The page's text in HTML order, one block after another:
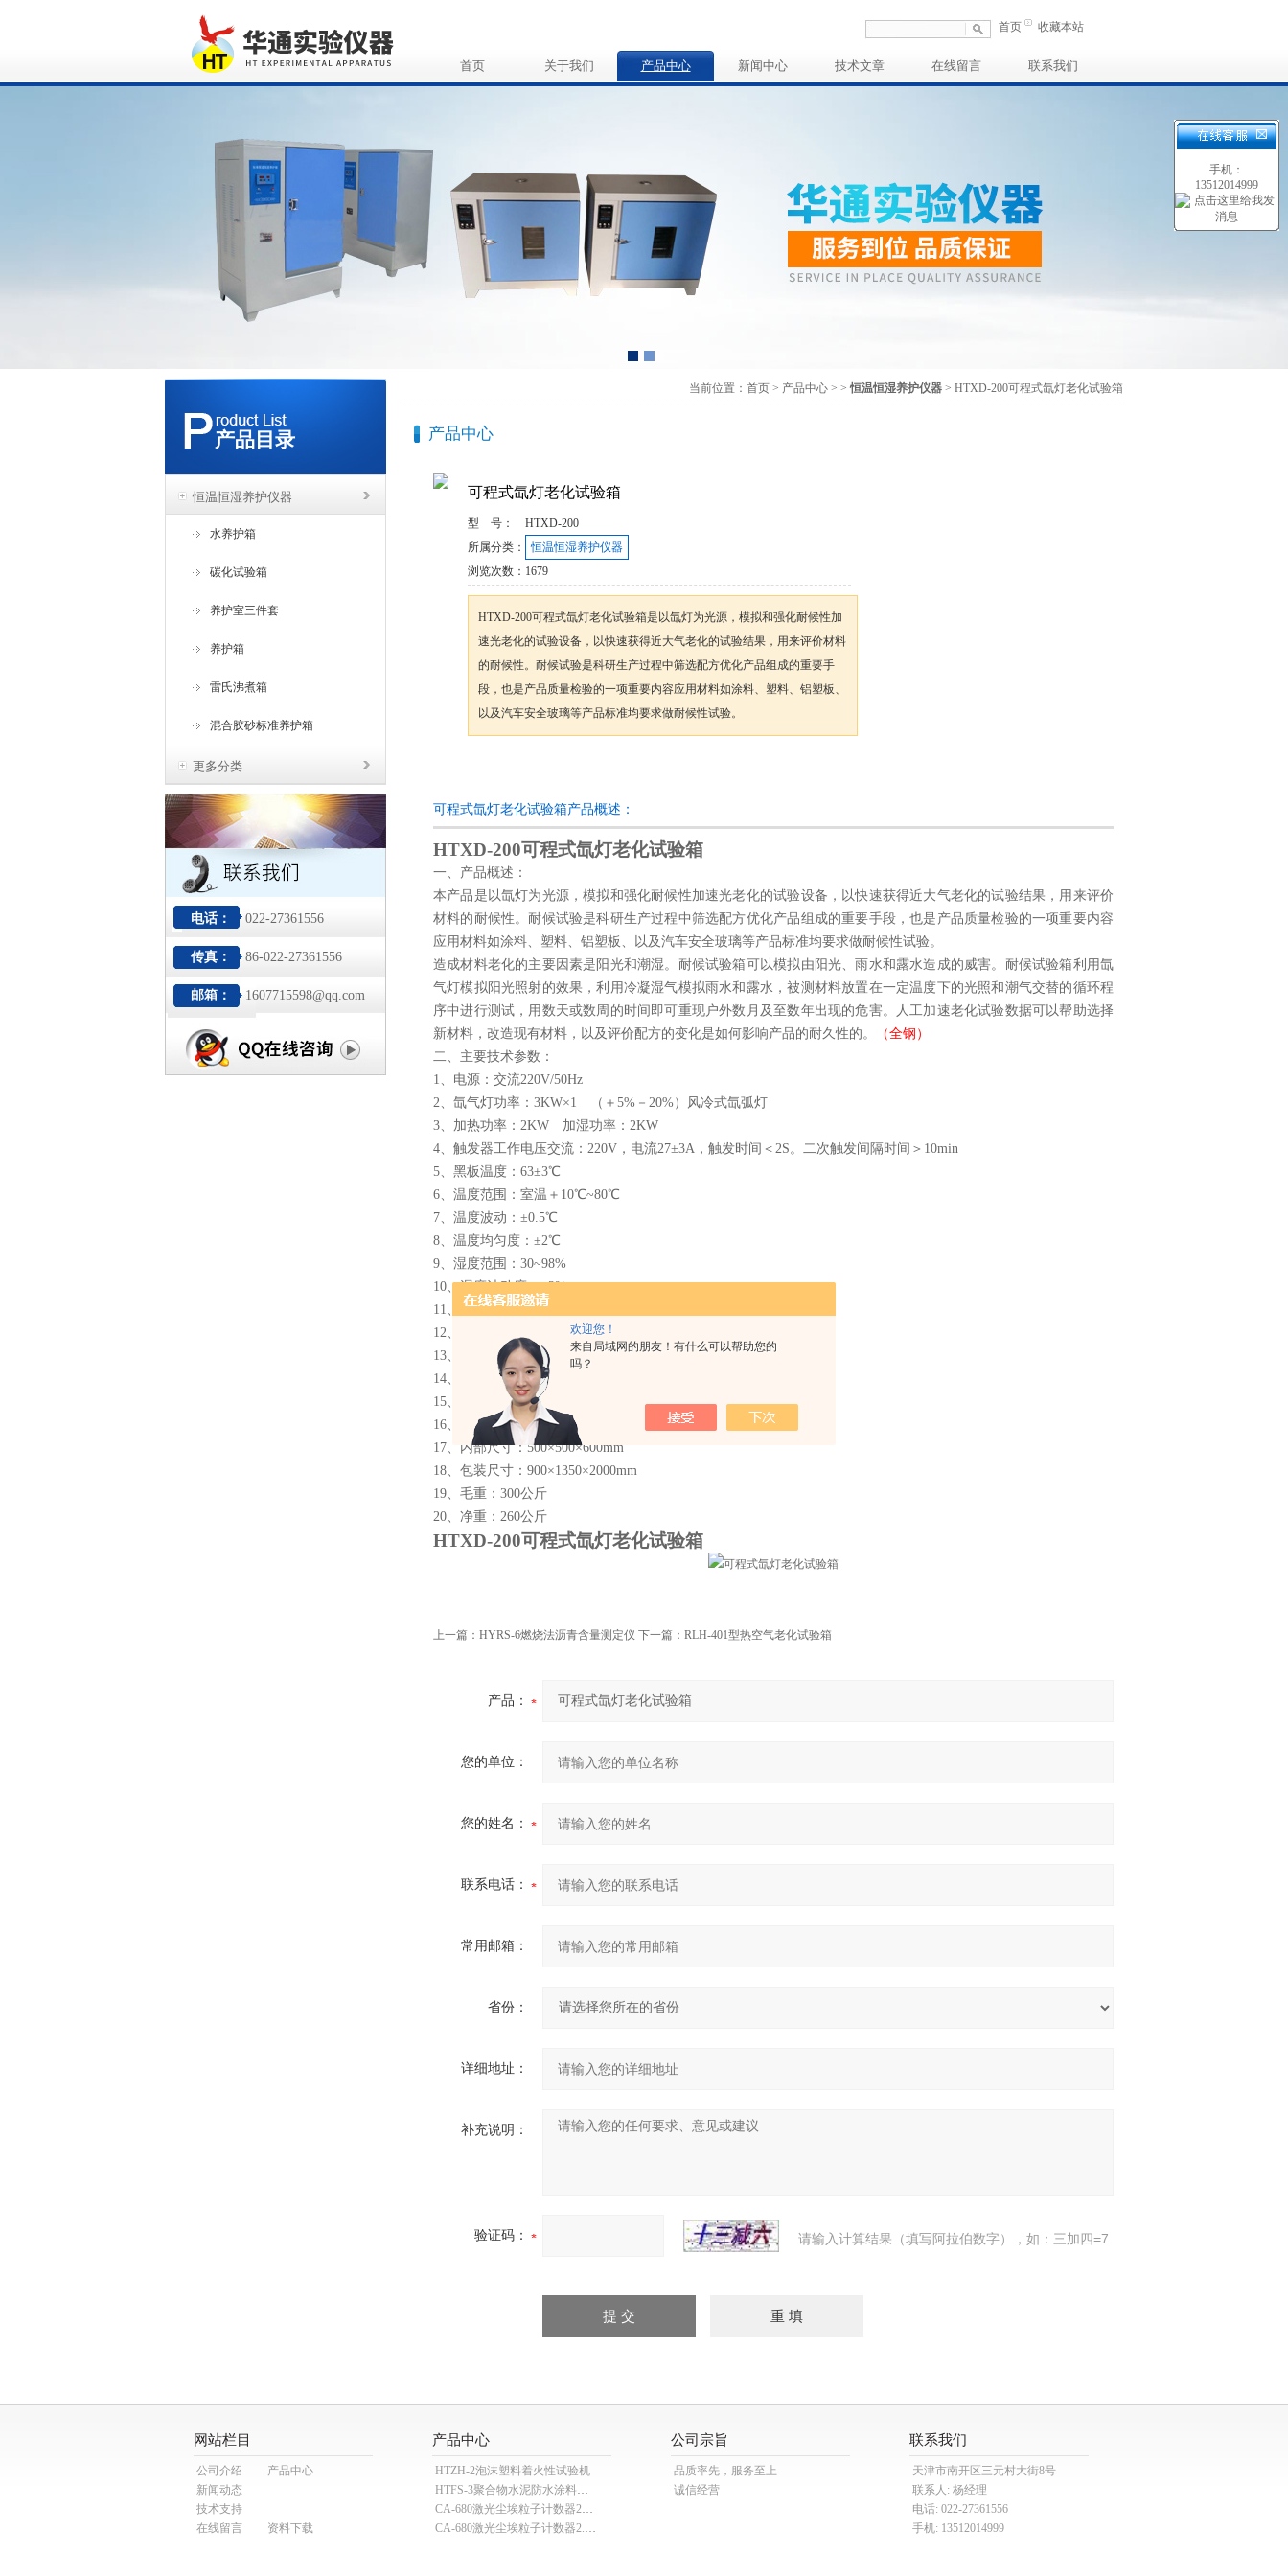
欢迎您！
来自局域网的朋友！有什么可以帮助您的
吗？
首页 收藏本站
首页 关于我们 产品中心 新闻中心 技术文章 在线留言 联系我们
产品目录
恒温恒湿养护仪器
水养护箱
碳化试验箱
养护室三件套
养护箱
雷氏沸煮箱
混合胶砂标准养护箱
更多分类
电话： 022-27361556
传真： 86-022-27361556
邮箱： 1607715598@qq.com
当前位置： 首页 > 产品中心 > >恒温恒湿养护仪器 > HTXD-200可程式氙灯老化试验箱
产品中心
可程式氙灯老化试验箱
型 号：
HTXD-200
所属分类：
恒温恒湿养护仪器
浏览次数： 1679
HTXD-200可程式氙灯老化试验箱是以氙灯为光源，模拟和强化耐候性加
速光老化的试验设备，以快速获得近大气老化的试验结果，用来评价材料
的耐候性。耐候试验是科研生产过程中筛选配方优化产品组成的重要手
段，也是产品质量检验的一项重要内容应用材料如涂料、塑料、铝塑板、
以及汽车安全玻璃等产品标准均要求做耐候性试验。
可程式氙灯老化试验箱产品概述：
HTXD-200可程式氙灯老化试验箱
一、产品概述：
本产品是以氙灯为光源，模拟和强化耐候性加速光老化的试验设备，以快速获得近大气老化的试验结果，用来评价
材料的耐候性。耐候试验是科研生产过程中筛选配方优化产品组成的重要手段，也是产品质量检验的一项重要内容
应用材料如涂料、塑料、铝塑板、以及汽车安全玻璃等产品标准均要求做耐候性试验。
造成材料老化的主要因素是阳光和潮湿。耐候试验箱可以模拟由阳光、雨水和露水造成的威害。耐候试验箱利用氙
气灯模拟阳光照射的效果，利用冷凝湿气模拟雨水和露水，被测材料放置在一定温度下的光照和潮气交替的循环程
序中进行测试，用数天或数周的时间即可重现户外数月及至数年出现的危害。人工加速老化试验数据可以帮助选择
新材料，改造现有材料，以及评价配方的变化是如何影响产品的耐久性的。
（全钢）
二、主要技术参数：
1、电源：交流220V/50Hz
2、氙气灯功率：3KW×1 （＋5%－20%）风冷式氙弧灯
3、加热功率：2KW 加湿功率：2KW
4、触发器工作电压交流：220V，电流27±3A，触发时间＜2S。二次触发间隔时间＞10min
5、黑板温度：63±3℃
6、温度范围：室温＋10℃~80℃
7、温度波动：±0.5℃
8、温度均匀度：±2℃
9、湿度范围：30~98%
10、湿度波动度：±3%
11、湿度均匀度：±3%
12、降雨时间：0~9999分钟，连续可调
13、光照周期：0~99小时99分钟，间隔（断）光照可调
14、工作室尺寸：500×500×600（深×宽×高）
15、满足GB10485－89、GB/T16422.2相应标准。
16、外形尺寸：800×1230×1850mm
17、内部尺寸：500×500×600mm
18、包装尺寸：900×1350×2000mm
19、毛重：300公斤
20、净重：260公斤
HTXD-200可程式氙灯老化试验箱
上一篇： HYRS-6燃烧法沥青含量测定仪 下一篇： RLH-401型热空气老化试验箱
产品：
您的单位：
您的姓名：
联系电话：
常用邮箱：
省份：
详细地址：
补充说明：
验证码： 请输入计算结果（填写阿拉伯数字），如：三加四=7
网站栏目
公司介绍
产品中心
新闻动态
技术支持
在线留言
资料下载
产品中心
HTZH-2泡沫塑料着火性试验机
HTFS-3聚合物水泥防水涂料分散机
CA-680激光尘埃粒子计数器28.3L
CA-680激光尘埃粒子计数器2.83L
公司宗旨
品质率先，服务至上
诚信经营
联系我们
天津市南开区三元村大街8号
联系人: 杨经理
电话: 022-27361556
手机: 13512014999
手机：
13512014999